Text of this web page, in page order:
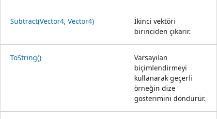
Subtract(Vector4, Vector4)
İkinci vektöri
birinciden çıkarır.
ToString()
Varsayılan
biçimlendirmeyi
kullanarak geçerli
örneğin dize
gösterimini döndürür.